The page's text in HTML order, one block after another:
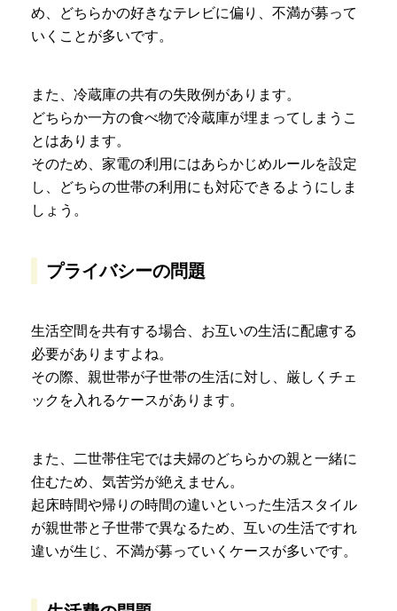
め、どちらかの好きなテレビに偏り、不満が募って
いくことが多いです。
また、冷蔵庫の共有の失敗例があります。
どちらか一方の食べ物で冷蔵庫が埋まってしまうこ
とはあります。
そのため、家電の利用にはあらかじめルールを設定
し、どちらの世帯の利用にも対応できるようにしま
しょう。
プライバシーの問題
生活空間を共有する場合、お互いの生活に配慮する
必要がありますよね。
その際、親世帯が子世帯の生活に対し、厳しくチェ
ックを入れるケースがあります。
また、二世帯住宅では夫婦のどちらかの親と一緒に
住むため、気苦労が絶えません。
起床時間や帰りの時間の違いといった生活スタイル
が親世帯と子世帯で異なるため、互いの生活ですれ
違いが生じ、不満が募っていくケースが多いです。